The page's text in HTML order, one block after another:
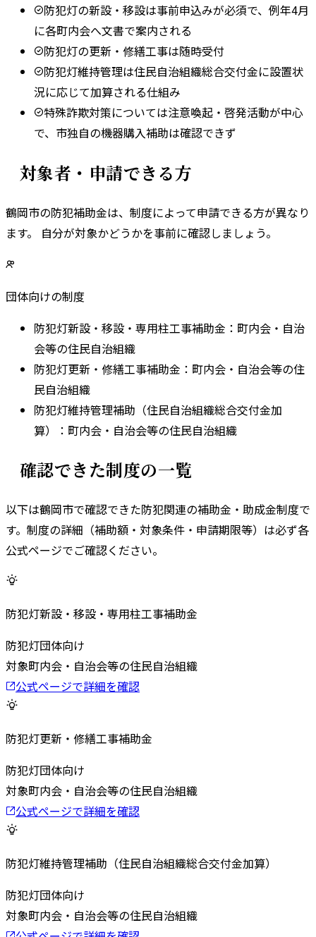
防犯灯の新設・移設は事前申込みが必須で、例年4月
に各町内会へ文書で案内される
防犯灯の更新・修繕工事は随時受付
防犯灯維持管理は住民自治組織総合交付金に設置状
況に応じて加算される仕組み
特殊詐欺対策については注意喚起・啓発活動が中心
で、市独自の機器購入補助は確認できず
対象者・申請できる方
鶴岡市の防犯補助金は、制度によって申請できる方が異なり
ます。 自分が対象かどうかを事前に確認しましょう。
団体向けの制度
防犯灯新設・移設・専用柱工事補助金 ： 町内会・自治
会等の住民自治組織
防犯灯更新・修繕工事補助金 ： 町内会・自治会等の住
民自治組織
防犯灯維持管理補助（住民自治組織総合交付金加
算）
： 町内会・自治会等の住民自治組織
確認できた制度の一覧
以下は鶴岡市で確認できた防犯関連の補助金・助成金制度で
す。 制度の詳細（補助額・対象条件・申請期限等）は必ず各
公式ページでご確認ください。
防犯灯新設・移設・専用柱工事補助金
防犯灯団体向け
対象町内会・自治会等の住民自治組織
公式ページで詳細を確認
防犯灯更新・修繕工事補助金
防犯灯団体向け
対象町内会・自治会等の住民自治組織
公式ページで詳細を確認
防犯灯維持管理補助（住民自治組織総合交付金加算）
防犯灯団体向け
対象町内会・自治会等の住民自治組織